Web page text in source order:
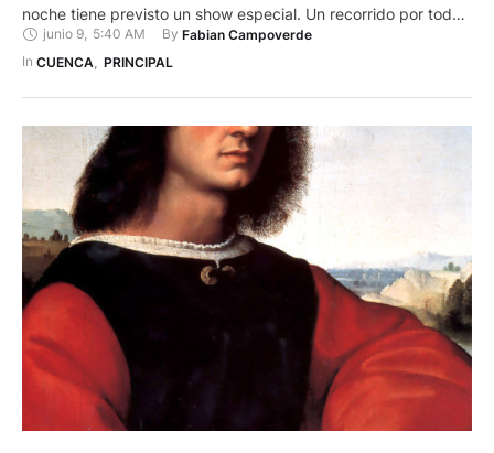
noche tiene previsto un show especial. Un recorrido por todo
su repertorio de 50 años de vida musical hará durante un
evento especial previsto por sus bodas de oro artísticas. Ana
junio 9, 5:40 AM By Fabian Campoverde
In CUENCA PRINCIPAL